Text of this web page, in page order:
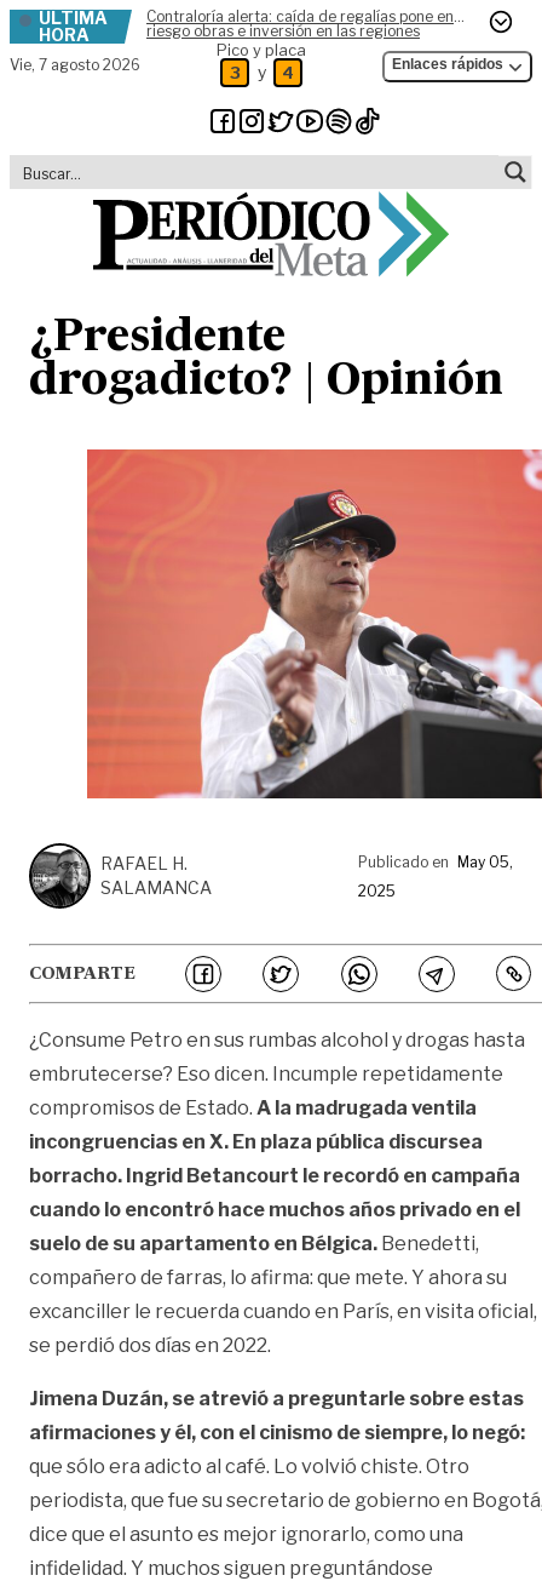
Skip to content
ÚLTIMA
HORA
Contraloría alerta: caída de regalías pone en
riesgo obras e inversión en las regiones
Vie, 7 agosto 2026
Pico y placa
3 y 4 Enlaces rápidos
¿Presidente
drogadicto? | Opinión
RAFAEL H.
SALAMANCA
Publicado en May 05,
2025
COMPARTE
¿Consume Petro en sus rumbas alcohol y drogas hasta
embrutecerse? Eso dicen. Incumple repetidamente
compromisos de Estado. A la madrugada ventila
incongruencias en X. En plaza pública discursea
borracho. Ingrid Betancourt le recordó en campaña
cuando lo encontró hace muchos años privado en el
suelo de su apartamento en Bélgica. Benedetti,
compañero de farras, lo afirma: que mete. Y ahora su
excanciller le recuerda cuando en París, en visita oficial,
se perdió dos días en 2022.
Jimena Duzán, se atrevió a preguntarle sobre estas
afirmaciones y él, con el cinismo de siempre, lo negó:
que sólo era adicto al café. Lo volvió chiste. Otro
periodista, que fue su secretario de gobierno en
dice que el asunto es mejor ignorarlo, como una
infidelidad. Y muchos siguen preguntándose